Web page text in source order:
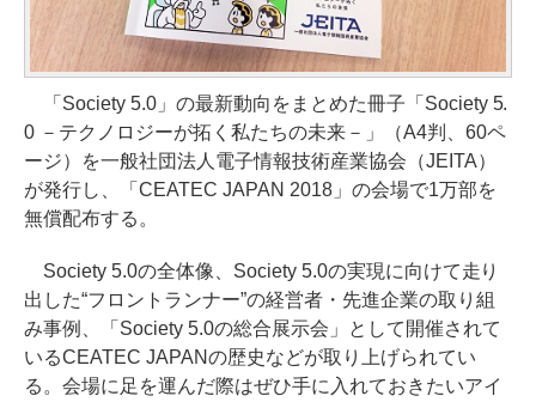
「Society 5.0」の最新動向をまとめた冊子「Society 5.
0 －テクノロジーが拓く私たちの未来－」（A4判、60ペ
ージ）を一般社団法人電子情報技術産業協会（JEITA）
が発行し、「CEATEC JAPAN 2018」の会場で1万部を
無償配布する。
Society 5.0の全体像、Society 5.0の実現に向けて走り
出した“フロントランナー”の経営者・先進企業の取り組
み事例、「Society 5.0の総合展示会」として開催されて
いるCEATEC JAPANの歴史などが取り上げられてい
る。会場に足を運んだ際はぜひ手に入れておきたいアイ